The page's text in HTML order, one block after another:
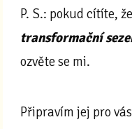
P. S.: pokud cítíte,
transformační
ozvěte se mi.
Připravím jej pro